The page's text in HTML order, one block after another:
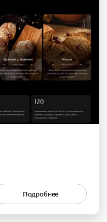
Подробнее